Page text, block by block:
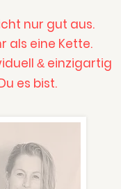
nur gut aus.
als eine Kette.
& einzigartig
es bist.